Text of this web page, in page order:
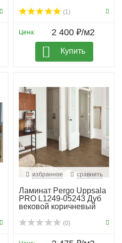
(1)
Цена: 2 400 ₽/м2
Купить
избранное сравнить
Ламинат Pergo Uppsala
PRO L1249-05243 Дуб
вековой коричневый
(0)